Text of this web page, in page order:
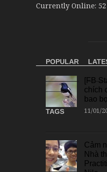
Currently Online: 52
POPULAR
TAGS
[FB
chích
bao
11/01/
Cảm
Nhà